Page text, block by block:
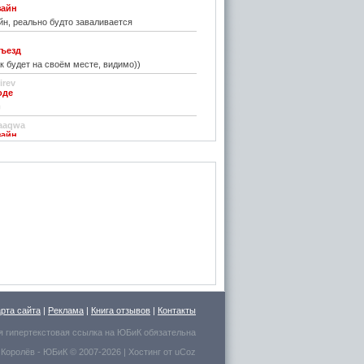
реально будто заваливается
будет на своём месте, видимо))
фото показалось, что это гриб в листьях
для сна выбрал.
сайта | Реклама | Книга отзывов | Контакты
ссылка на ЮБиК обязательна
- ЮБиК © 2007-2026 | Хостинг от uCoz